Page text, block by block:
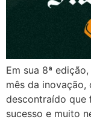
Em sua 8ª
mês da inovação,
descontraído que
sucesso e muito